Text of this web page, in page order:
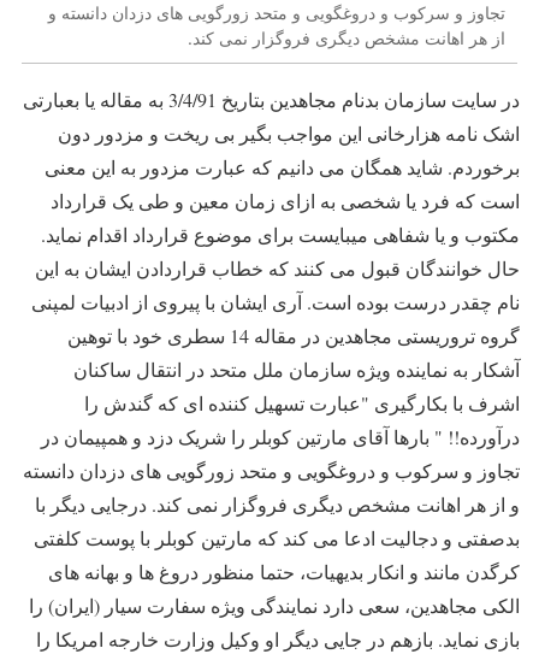
تجاوز و سرکوب و دروغگویی و متحد زورگویی های دزدان دانسته و
از هر اهانت مشخص دیگری فروگزار نمی کند.
در سایت سازمان بدنام مجاهدین بتاریخ 3/4/91 به مقاله یا بعبارتی
اشک نامه هزارخانی این مواجب بگیر بی ریخت و مزدور دون
برخوردم. شاید همگان می دانیم که عبارت مزدور به این معنی
است که فرد یا شخصی به ازای زمان معین و طی یک قرارداد
مکتوب و یا شفاهی میبایست برای موضوع قرارداد اقدام نماید.
حال خوانندگان قبول می کنند که خطاب قراردادن ایشان به این
نام چقدر درست بوده است. آری ایشان با پیروی از ادبیات لمپنی
گروه تروریستی مجاهدین در مقاله 14 سطری خود با توهین
آشکار به نماینده ویژه سازمان ملل متحد در انتقال ساکنان
اشرف با بکارگیری "عبارت تسهیل کننده ای که گندش را
درآورده!! " بارها آقای مارتین کوبلر را شریک دزد و همپیمان در
تجاوز و سرکوب و دروغگویی و متحد زورگویی های دزدان دانسته
و از هر اهانت مشخص دیگری فروگزار نمی کند. درجایی دیگر با
بدصفتی و دجالیت ادعا می کند که مارتین کوبلر با پوست کلفتی
کرگدن مانند و انکار بدیهیات، حتما منظور دروغ ها و بهانه های
الکی مجاهدین، سعی دارد نمایندگی ویژه سفارت سیار (ایران) را
بازی نماید. بازهم در جایی دیگر او وکیل وزارت خارجه امریکا را